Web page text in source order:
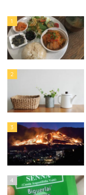
1
2
3
4